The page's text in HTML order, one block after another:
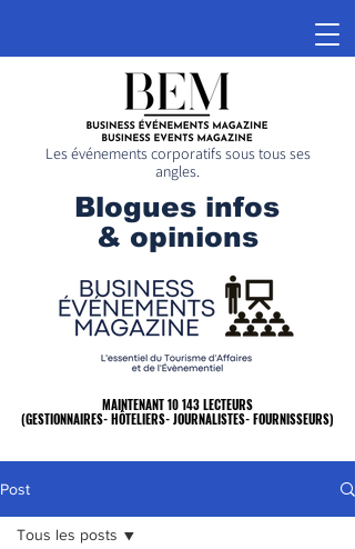
Les événements corporatifs sous tous ses
angles.
Blogues infos
& opinions
MAINTENANT 10 143 LECTEURS
(GESTIONNAIRES- HÔTELIERS- JOURNALISTES- FOURNISSEURS)
MAINTENANT 10 143 LECTEURS
(GESTIONNAIRES- HÔTELIERS- JOURNALISTES- FOURNISSEURS)
Post
Tous les posts